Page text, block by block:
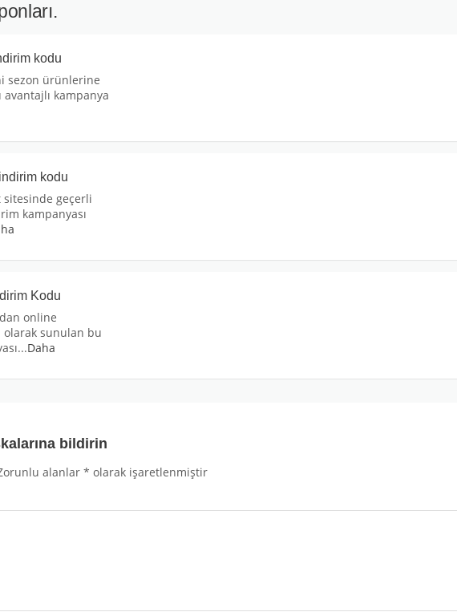
kodu
sezon ürünlerine
kampanya
kodu
geçerli
kampanyası
Kodu
online
olarak sunulan bu
...Daha
bildirin
alanlar * olarak işaretlenmiştir